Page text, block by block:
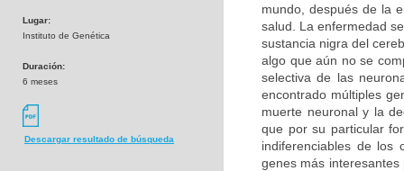
Lugar:
Instituto de Genética
Duración:
6 meses
Descargar resultado de búsqueda
mundo, después de la
salud. La enfermedad
sustancia nigra del
algo que aún no se
selectiva de las
encontrado múltiples
muerte neuronal y la
que por su particular
indiferenciables de los
genes más